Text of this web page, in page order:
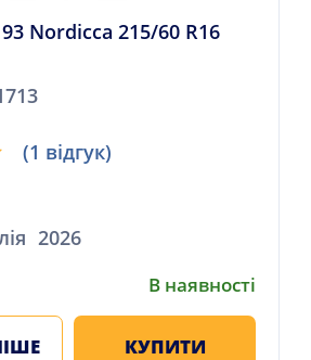
Nordicca 215/60 R16
(1 відгук)
2026
В наявності
КУПИТИ